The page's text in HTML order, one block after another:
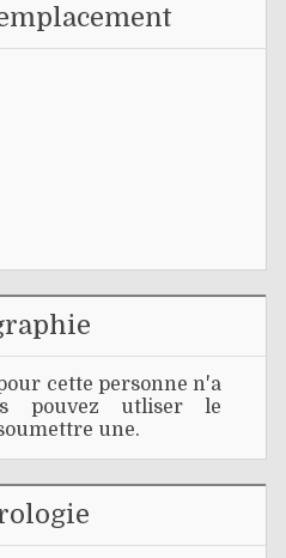
cette personne n'a
pouvez utliser le
une.